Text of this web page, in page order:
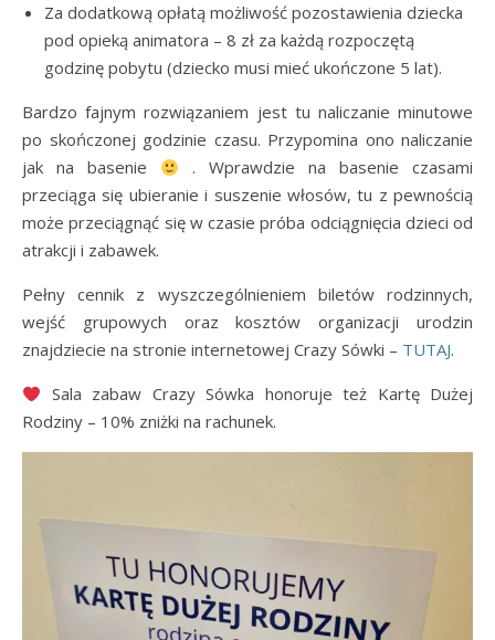
Za dodatkową opłatą możliwość pozostawienia dziecka
pod opieką animatora – 8 zł za każdą rozpoczętą
godzinę pobytu (dziecko musi mieć ukończone 5 lat).
Bardzo fajnym rozwiązaniem jest tu naliczanie minutowe
po skończonej godzinie czasu. Przypomina ono naliczanie
jak na basenie
. Wprawdzie na basenie czasami
przeciąga się ubieranie i suszenie włosów, tu z pewnością
może przeciągnąć się w czasie próba odciągnięcia dzieci od
atrakcji i zabawek.
Pełny cennik z wyszczególnieniem biletów rodzinnych,
wejść grupowych oraz kosztów organizacji urodzin
znajdziecie na stronie internetowej Crazy Sówki – TUTAJ.
Sala zabaw Crazy Sówka honoruje też Kartę Dużej
Rodziny – 10% zniżki na rachunek.